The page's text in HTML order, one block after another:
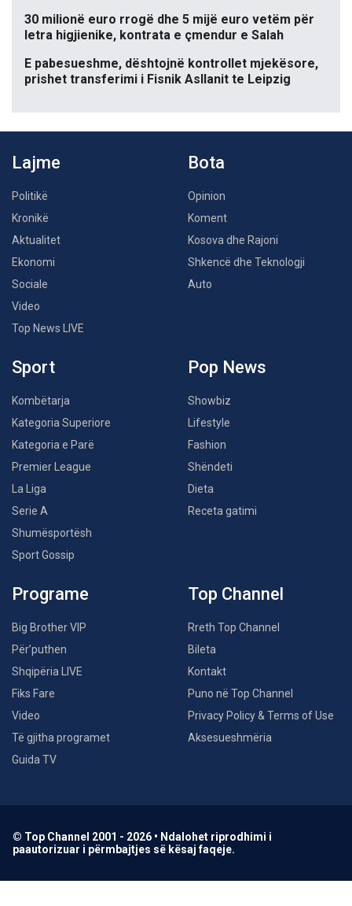
30 milionë euro rrogë dhe 5 mijë euro vetëm për
letra higjienike, kontrata e çmendur e Salah
E pabesueshme, dështojnë kontrollet mjekësore,
prishet transferimi i Fisnik Asllanit te Leipzig
Lajme
Politikë
Kronikë
Aktualitet
Ekonomi
Sociale
Video
Top News LIVE
Bota
Opinion
Koment
Kosova dhe Rajoni
Shkencë dhe Teknologji
Auto
Sport
Kombëtarja
Kategoria Superiore
Kategoria e Parë
Premier League
La Liga
Serie A
Shumësportësh
Sport Gossip
Pop News
Showbiz
Lifestyle
Fashion
Shëndeti
Dieta
Receta gatimi
Programe
Big Brother VIP
Për’puthen
Shqipëria LIVE
Fiks Fare
Video
Të gjitha programet
Guida TV
Top Channel
Rreth Top Channel
Bileta
Kontakt
Puno në Top Channel
Privacy Policy & Terms of Use
Aksesueshmëria
© Top Channel 2001 - 2026 • Ndalohet riprodhimi i
paautorizuar i përmbajtjes së kësaj faqeje.